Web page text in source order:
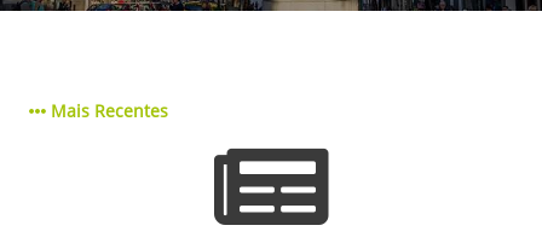
Mais Recentes